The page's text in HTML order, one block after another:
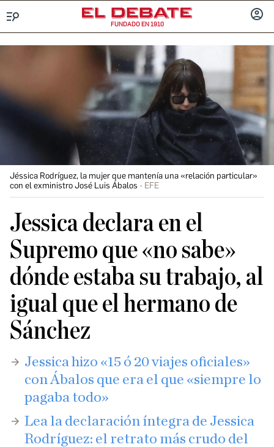
FUNDADO EN 1910
Jéssica Rodríguez, la mujer que mantenía una «relación particular»
con el exministro José Luis Ábalos
EFE
Jessica declara en el
Supremo que «no sabe»
dónde estaba su trabajo, al
igual que el hermano de
Sánchez
Jessica hizo «15 ó 20 viajes oficiales»
con Ábalos que era el que «siempre lo
pagaba todo»
Lea la declaración íntegra de Jessica
Rodríguez: el retrato más crudo del